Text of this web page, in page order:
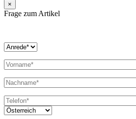
×
Frage zum Artikel